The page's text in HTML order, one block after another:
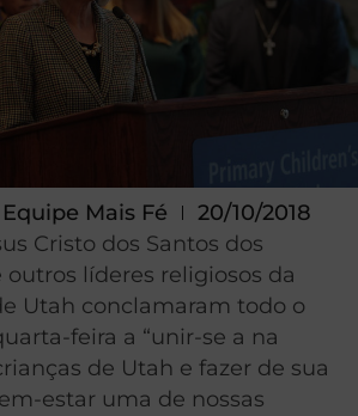
Equipe Mais Fé
20/10/2018
Cristo dos Santos dos
outros líderes religiosos da
Utah conclamaram todo o
feira a “unir-se a na
de Utah e fazer de sua
estar uma de nossas